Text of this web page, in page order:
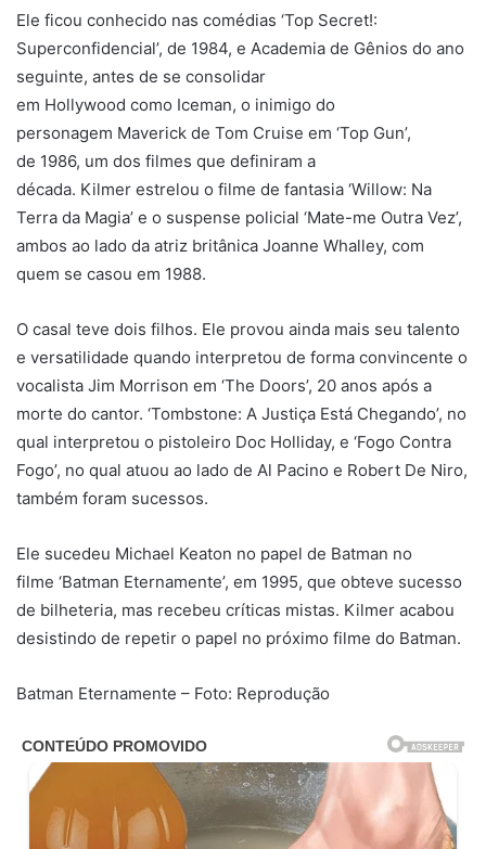
Ele ficou conhecido nas comédias ‘Top Secret!:
Superconfidencial’, de 1984, e Academia de Gênios do ano
seguinte, antes de se consolidar
em Hollywood como Iceman, o inimigo do
personagem Maverick de Tom Cruise em ‘Top Gun’,
de 1986, um dos filmes que definiram a
década. Kilmer estrelou o filme de fantasia ‘Willow: Na
Terra da Magia’ e o suspense policial ‘Mate-me Outra Vez’,
ambos ao lado da atriz britânica Joanne Whalley, com
quem se casou em 1988.
O casal teve dois filhos. Ele provou ainda mais seu talento
e versatilidade quando interpretou de forma convincente o
vocalista Jim Morrison em ‘The Doors’, 20 anos após a
morte do cantor. ‘Tombstone: A Justiça Está Chegando’, no
qual interpretou o pistoleiro Doc Holliday, e ‘Fogo Contra
Fogo’, no qual atuou ao lado de Al Pacino e Robert De Niro,
também foram sucessos.
Ele sucedeu Michael Keaton no papel de Batman no
filme ‘Batman Eternamente’, em 1995, que obteve sucesso
de bilheteria, mas recebeu críticas mistas. Kilmer acabou
desistindo de repetir o papel no próximo filme do Batman.
Batman Eternamente – Foto: Reprodução